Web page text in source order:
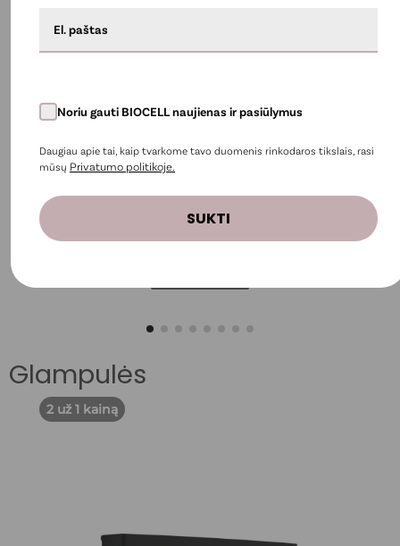
BIOCELL drėkinamoji lakštinė veido kaukė
Glampulės
2 už 1 kainą
Noriu gauti BIOCELL naujienas ir pasiūlymus
Daugiau apie tai, kaip tvarkome tavo duomenis rinkodaros tikslais, rasi
mūsų Privatumo politikoje.
SUKTI